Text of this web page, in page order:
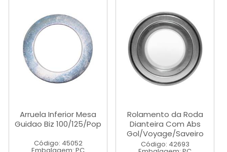
Arruela Inferior Mesa
Guidao Biz 100/125/Pop
Código: 45052
Rolamento da Roda
Dianteira Com Abs
Gol/Voyage/Saveiro
Código: 42693